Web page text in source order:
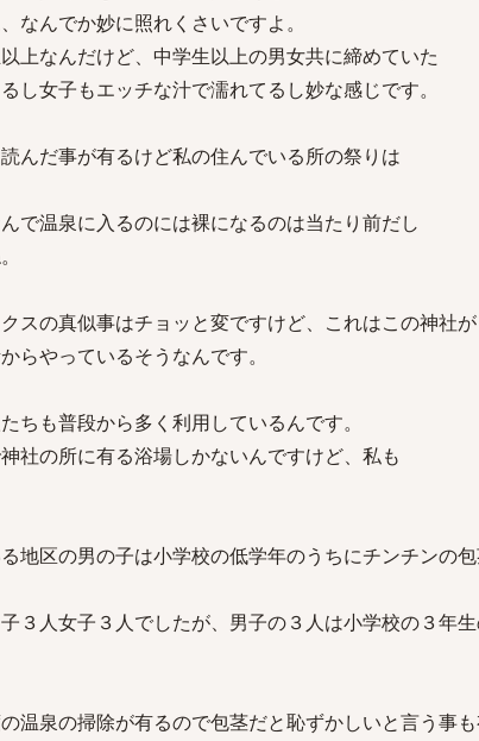
なんでか妙に照れくさいですよ。
上なんだけど、中学生以上の男女共に締めていた
し女子もエッチな汁で濡れてるし妙な感じです。
んだ事が有るけど私の住んでいる所の祭りは
で温泉に入るのには裸になるのは当たり前だし
スの真似事はチョッと変ですけど、これはこの神社が
らやっているそうなんです。
ちも普段から多く利用しているんです。
社の所に有る浴場しかないんですけど、私も
地区の男の子は小学校の低学年のうちにチンチンの
３人女子３人でしたが、男子の３人は小学校の３年
温泉の掃除が有るので包茎だと恥ずかしいと言う事